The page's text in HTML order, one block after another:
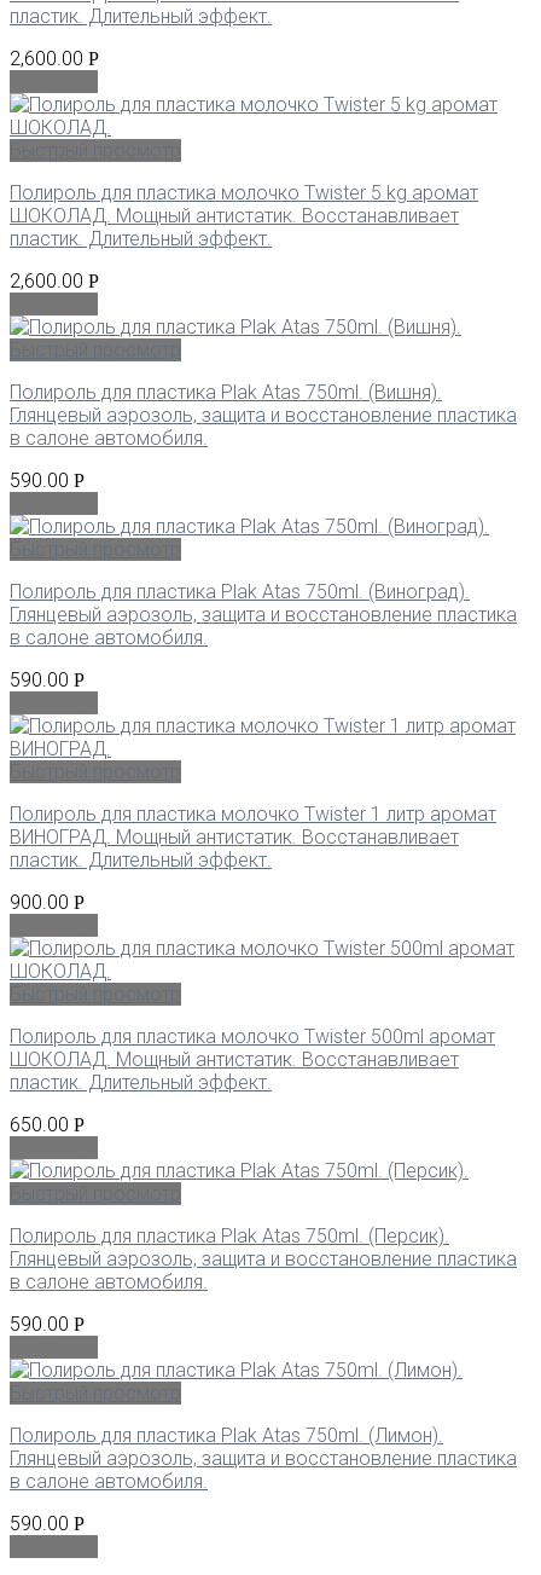
пластик. Длительный эффект.
2,600.00 Р
Полироль для пластика молочко Twister 5 kg аромат
ШОКОЛАД. Мощный антистатик. Восстанавливает
пластик. Длительный эффект.
2,600.00 Р
Полироль для пластика Plak Atas 750ml. (Вишня).
Глянцевый аэрозоль, защита и восстановление пластика
в салоне автомобиля.
590.00 Р
Полироль для пластика Plak Atas 750ml. (Виноград).
Глянцевый аэрозоль, защита и восстановление пластика
в салоне автомобиля.
590.00 Р
Полироль для пластика молочко Twister 1 литр аромат
ВИНОГРАД. Мощный антистатик. Восстанавливает
пластик. Длительный эффект.
900.00 Р
Полироль для пластика молочко Twister 500ml аромат
ШОКОЛАД. Мощный антистатик. Восстанавливает
пластик. Длительный эффект.
650.00 Р
Полироль для пластика Plak Atas 750ml. (Персик).
Глянцевый аэрозоль, защита и восстановление пластика
в салоне автомобиля.
590.00 Р
Полироль для пластика Plak Atas 750ml. (Лимон).
Глянцевый аэрозоль, защита и восстановление пластика
в салоне автомобиля.
590.00 Р